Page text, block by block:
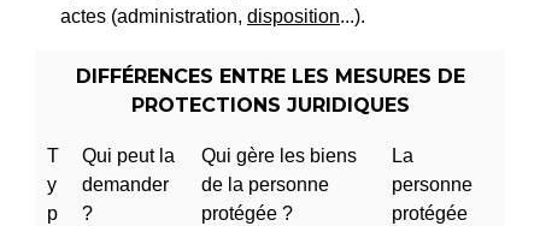
actes (administration, disposition...).
DIFFÉRENCES ENTRE LES MESURES DE
PROTECTIONS JURIDIQUES
T
y
p
Qui peut la
demander
?
Qui gère les biens
de la personne
protégée ?
La
personne
protégée